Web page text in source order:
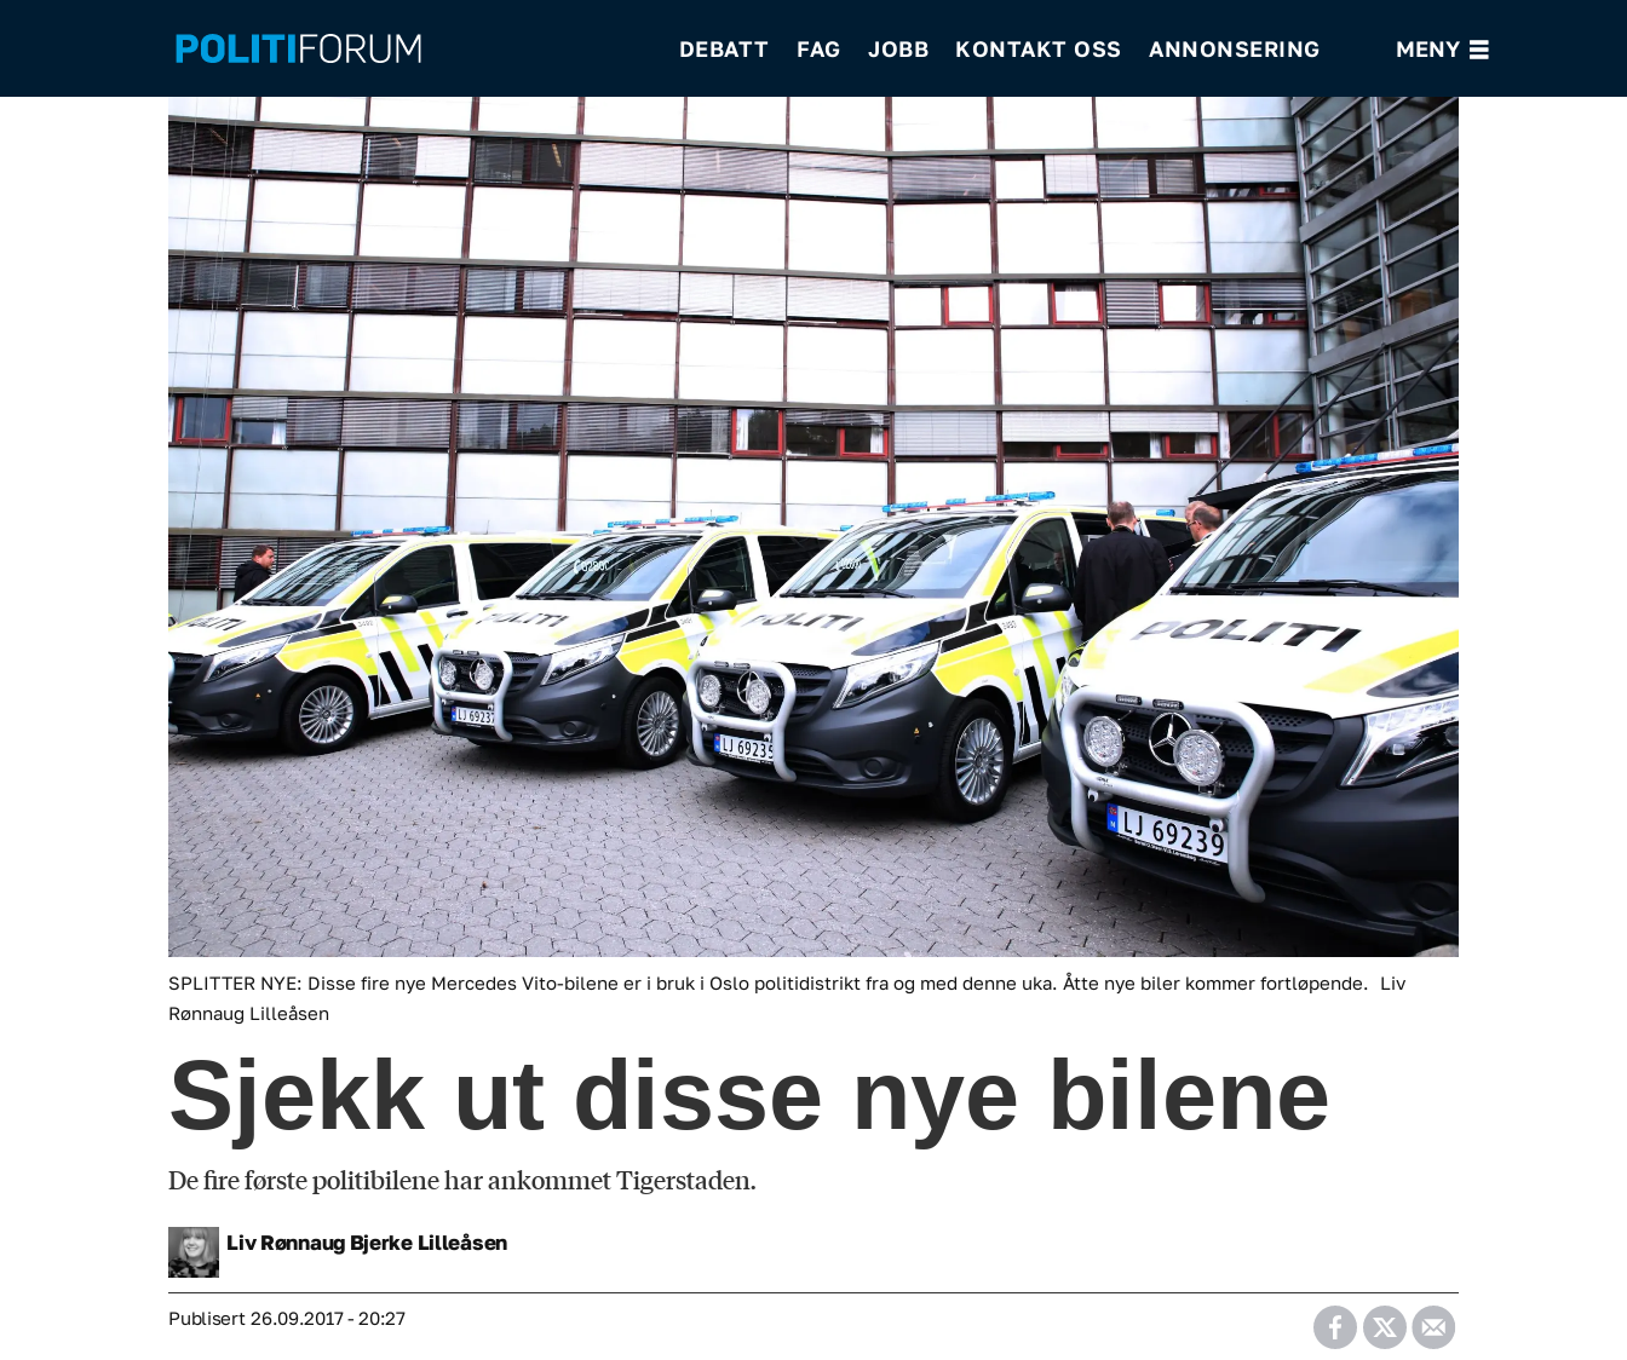
DEBATT FAG JOBB KONTAKT OSS ANNONSERING
SPLITTER NYE: Disse fire nye Mercedes Vito-bilene er i bruk i Oslo politidistrikt fra og med denne uka. Åtte nye biler kommer fortløpende.
Liv
Rønnaug Lilleåsen
Sjekk ut disse nye bilene
De fire første politibilene har ankommet Tigerstaden.
Liv Rønnaug Bjerke Lilleåsen
Publisert 26.09.2017 - 20:27